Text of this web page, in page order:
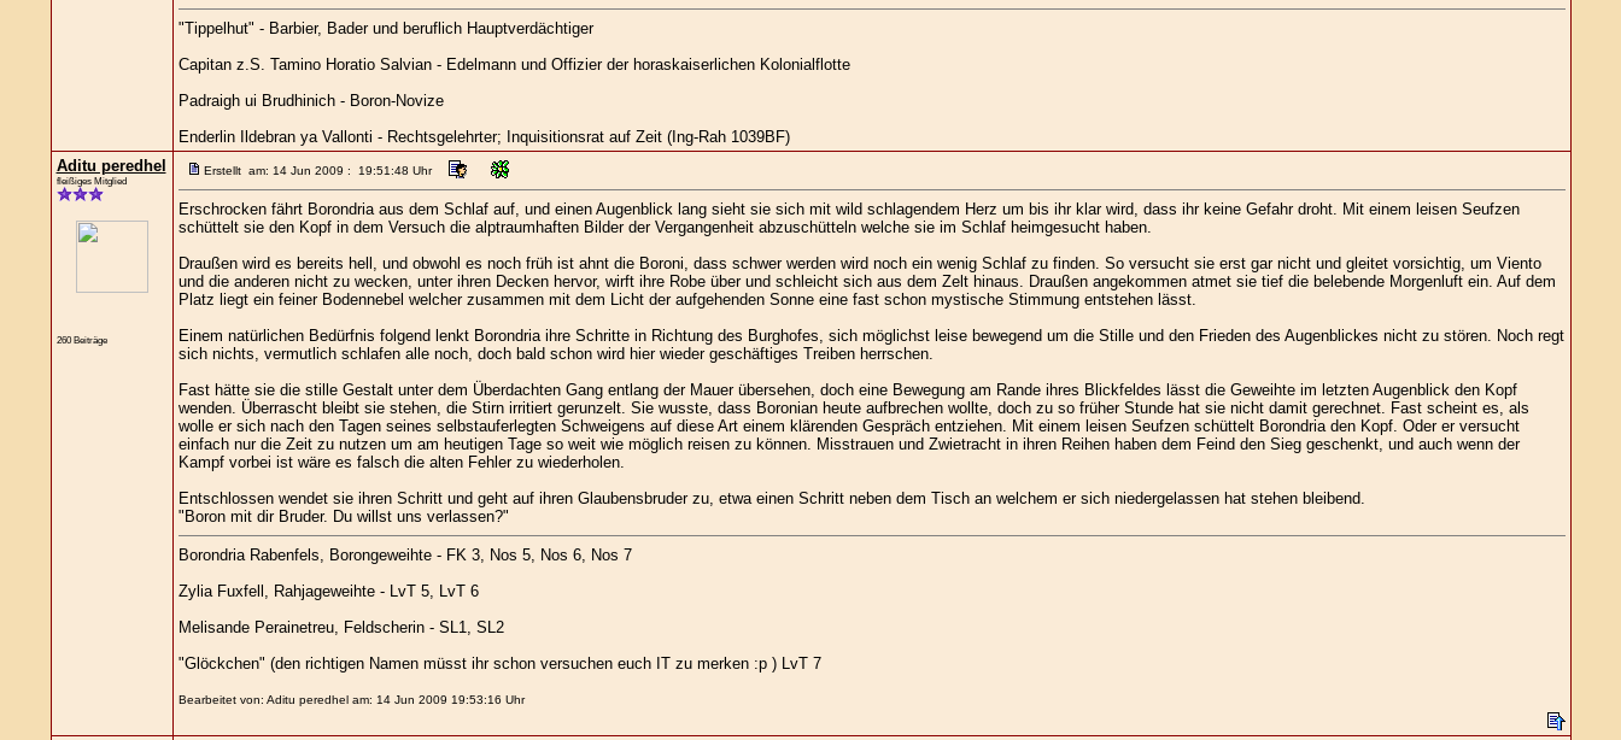
"Tippelhut" - Barbier, Bader und beruflich Hauptverdächtiger
Capitan z.S. Tamino Horatio Salvian - Edelmann und Offizier der horaskaiserlichen Kolonialflotte
Padraigh ui Brudhinich - Boron-Novize
Enderlin Ildebran ya Vallonti - Rechtsgelehrter; Inquisitionsrat auf Zeit (Ing-Rah 1039BF)
Aditu peredhel
fleißiges Mitglied
260 Beiträge
Erstellt am: 14 Jun 2009 : 19:51:48 Uhr
Erschrocken fährt Borondria aus dem Schlaf auf, und einen Augenblick lang sieht sie sich mit wild schlagendem Herz um bis ihr klar wird, dass ihr keine Gefahr droht. Mit einem leisen Seufzen
schüttelt sie den Kopf in dem Versuch die alptraumhaften Bilder der Vergangenheit abzuschütteln welche sie im Schlaf heimgesucht haben.
Draußen wird es bereits hell, und obwohl es noch früh ist ahnt die Boroni, dass schwer werden wird noch ein wenig Schlaf zu finden. So versucht sie erst gar nicht und gleitet vorsichtig, um Viento
und die anderen nicht zu wecken, unter ihren Decken hervor, wirft ihre Robe über und schleicht sich aus dem Zelt hinaus. Draußen angekommen atmet sie tief die belebende Morgenluft ein. Auf dem
Platz liegt ein feiner Bodennebel welcher zusammen mit dem Licht der aufgehenden Sonne eine fast schon mystische Stimmung entstehen lässt.
Einem natürlichen Bedürfnis folgend lenkt Borondria ihre Schritte in Richtung des Burghofes, sich möglichst leise bewegend um die Stille und den Frieden des Augenblickes nicht zu stören. Noch regt
sich nichts, vermutlich schlafen alle noch, doch bald schon wird hier wieder geschäftiges Treiben herrschen.
Fast hätte sie die stille Gestalt unter dem Überdachten Gang entlang der Mauer übersehen, doch eine Bewegung am Rande ihres Blickfeldes lässt die Geweihte im letzten Augenblick den Kopf
wenden. Überrascht bleibt sie stehen, die Stirn irritiert gerunzelt. Sie wusste, dass Boronian heute aufbrechen wollte, doch zu so früher Stunde hat sie nicht damit gerechnet. Fast scheint es, als
wolle er sich nach den Tagen seines selbstauferlegten Schweigens auf diese Art einem klärenden Gespräch entziehen. Mit einem leisen Seufzen schüttelt Borondria den Kopf. Oder er versucht
einfach nur die Zeit zu nutzen um am heutigen Tage so weit wie möglich reisen zu können. Misstrauen und Zwietracht in ihren Reihen haben dem Feind den Sieg geschenkt, und auch wenn der
Kampf vorbei ist wäre es falsch die alten Fehler zu wiederholen.
Entschlossen wendet sie ihren Schritt und geht auf ihren Glaubensbruder zu, etwa einen Schritt neben dem Tisch an welchem er sich niedergelassen hat stehen bleibend.
"Boron mit dir Bruder. Du willst uns verlassen?"
Borondria Rabenfels, Borongeweihte - FK 3, Nos 5, Nos 6, Nos 7
Zylia Fuxfell, Rahjageweihte - LvT 5, LvT 6
Melisande Perainetreu, Feldscherin - SL1, SL2
"Glöckchen" (den richtigen Namen müsst ihr schon versuchen euch IT zu merken :p ) LvT 7
Bearbeitet von: Aditu peredhel am: 14 Jun 2009 19:53:16 Uhr